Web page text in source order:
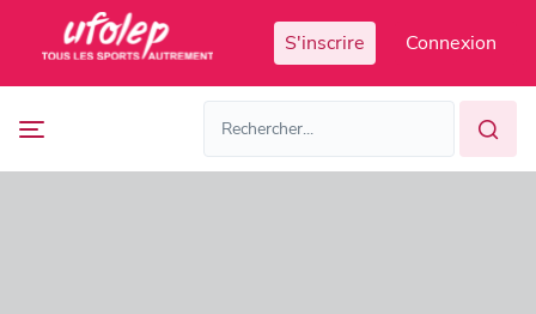
S'inscrire Connexion
manifestations
Panneau de gestion des cookies